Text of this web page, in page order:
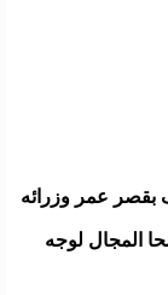
بقصر عمر وزرائه
المجال لوجه